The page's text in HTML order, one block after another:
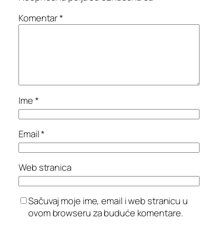
Komentar*
Ime*
Email*
Web stranica
Sačuvaj moje ime, email i web stranicu u
ovom browseru za buduće komentare.